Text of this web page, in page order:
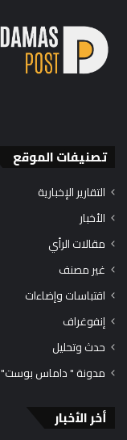
تصنيفات الموقع
التقارير الإخبارية
الأخبار
مقالات الرأي
غير مصنف
اقتباسات وإضاءات
إنفوغراف
حدث وتحليل
مدونة " داماس بوست"
أخر الأخبار